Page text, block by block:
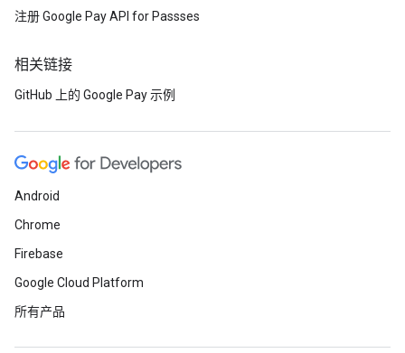
注册 Google Pay API for Passses
相关链接
GitHub 上的 Google Pay 示例
Android
Chrome
Firebase
Google Cloud Platform
所有产品